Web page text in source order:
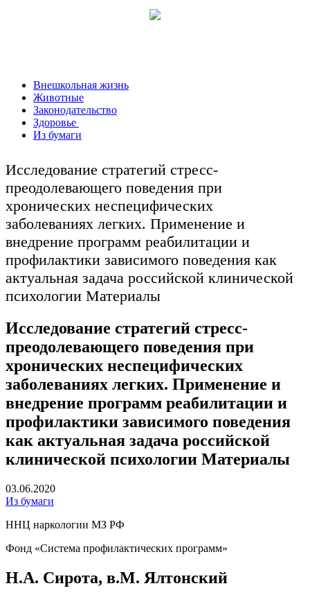
Внешкольная жизнь
Животные
Законодательство
Здоровье
Из бумаги
Исследование стратегий стресс-
преодолевающего поведения при
хронических неспецифических
заболеваниях легких. Применение и
внедрение программ реабилитации и
профилактики зависимого поведения как
актуальная задача российской клинической
психологии Материалы
Исследование стратегий стресс-
преодолевающего поведения при
хронических неспецифических
заболеваниях легких. Применение и
внедрение программ реабилитации и
профилактики зависимого поведения
как актуальная задача российской
клинической психологии Материалы
03.06.2020
Из бумаги
ННЦ наркологии МЗ РФ
Фонд «Система профилактических программ»
Н.А. Сирота, в.М. Ялтонский